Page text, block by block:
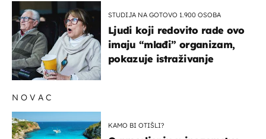
STUDIJA NA GOTOVO 1.900 OSOBA
Ljudi koji redovito rade ovo
imaju “mlađi” organizam,
pokazuje istraživanje
NOVAC
KAMO BI OTIŠLI?